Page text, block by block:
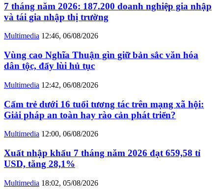
7 tháng năm 2026: 187.200 doanh nghiệp gia nhập
và tái gia nhập thị trường
Multimedia 12:46, 06/08/2026
Vùng cao Nghĩa Thuận gìn giữ bản sắc văn hóa
dân tộc, đẩy lùi hủ tục
Multimedia 12:42, 06/08/2026
Cấm trẻ dưới 16 tuổi tương tác trên mạng xã hội:
Giải pháp an toàn hay rào cản phát triển?
Multimedia 12:00, 06/08/2026
Xuất nhập khẩu 7 tháng năm 2026 đạt 659,58 tỉ
USD, tăng 28,1%
Multimedia 18:02, 05/08/2026